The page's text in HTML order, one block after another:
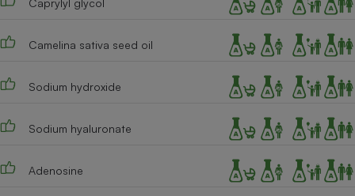
Caprylyl glycol
Camelina sativa seed oil
Sodium hydroxide
Sodium hyaluronate
Adenosine